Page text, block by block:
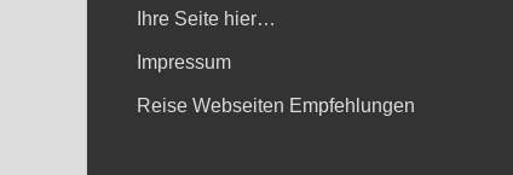
Ihre Seite hier…
Impressum
Reise Webseiten Empfehlungen